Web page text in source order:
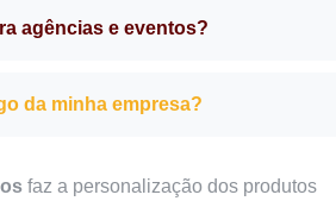
agências e eventos?
da minha empresa?
faz a personalização dos produtos